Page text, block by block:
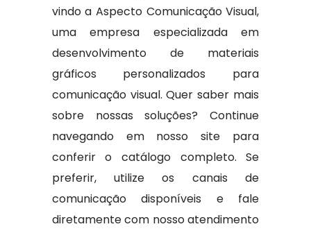
vindo a Aspecto Comunicação Visual,
uma empresa especializada em
desenvolvimento de materiais
gráficos personalizados para
comunicação visual. Quer saber mais
sobre nossas soluções? Continue
navegando em nosso site para
conferir o catálogo completo. Se
preferir, utilize os canais de
comunicação disponíveis e fale
diretamente com nosso atendimento